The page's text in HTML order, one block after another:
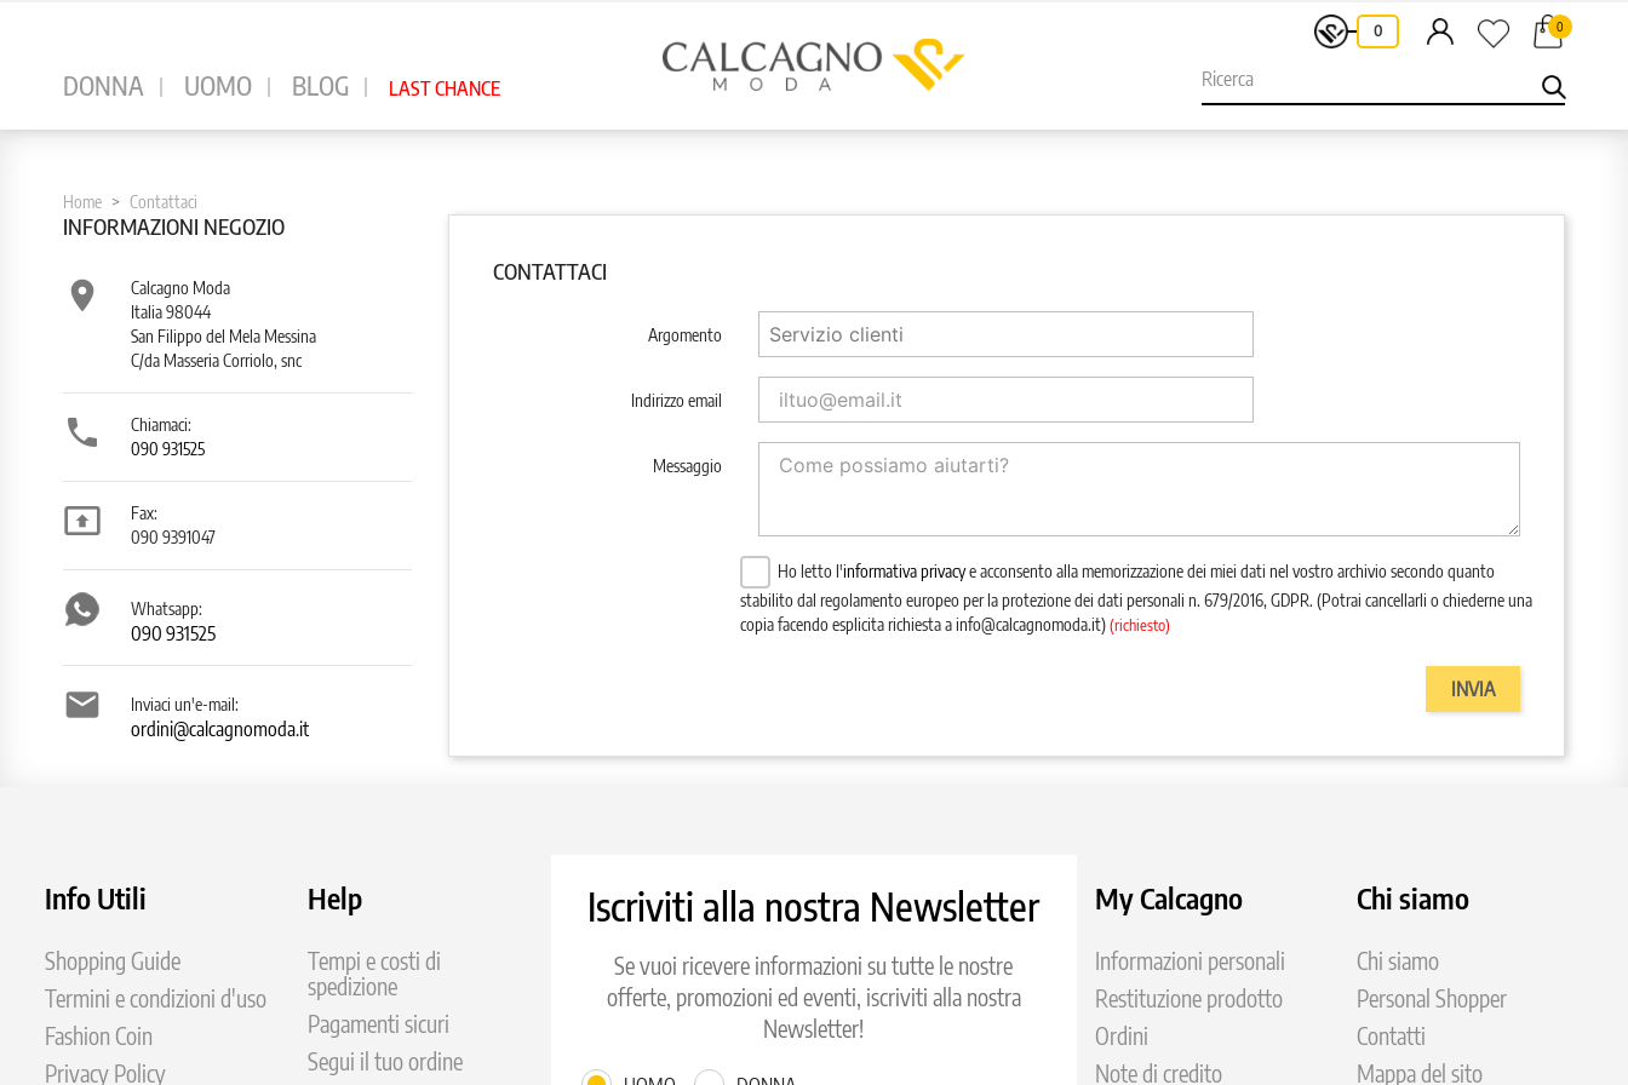
DONNA UOMO BLOG LAST CHANCE
- 0 0
Home Contattaci
INFORMAZIONI NEGOZIO

Calcagno Moda
Italia 98044
San Filippo del Mela Messina
C/da Masseria Corriolo, snc

Chiamaci:
090 931525

Fax:
090 9391047
Whatsapp:
090 931525
 Inviaci un'e-mail:
ordini@calcagnomoda.it
CONTATTACI
Argomento
Indirizzo email
Messaggio
Ho letto l'informativa privacye acconsento alla memorizzazione dei miei dati nel vostro archivio secondo quanto
stabilito dal regolamento europeo per la protezione dei dati personali n. 679/2016, GDPR.(Potrai cancellarli o chiederne una
copia facendo esplicita richiesta a info@calcagnomoda.it)(richiesto)
Info Utili
Shopping Guide
Termini e condizioni d'uso
Fashion Coin
Privacy Policy
Help
Tempi e costi di
spedizione
Pagamenti sicuri
Segui il tuo ordine
Iscriviti alla nostra Newsletter
Se vuoi ricevere informazioni su tutte le nostre
offerte, promozioni ed eventi, iscriviti alla nostra
Newsletter!
My Calcagno
Informazioni personali
Restituzione prodotto
Ordini
Note di credito
Chi siamo
Chi siamo
Personal Shopper
Contatti
Mappa del sito